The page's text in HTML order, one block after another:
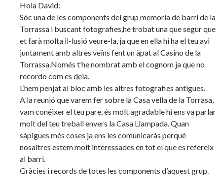
Hola David:
Sóc una de les components del grup memoria de barri de la
Torrassa i buscant fotografies,he trobat una que segur que
et farà molta il-lusió veure-la, ja que en ella hi ha el teu avi
juntament amb altres veïns fent un àpat al Casino de la
Torrassa.Només t’he nombrat amb el cognom ja que no
recordo com es deia.
L’hem penjat al bloc amb les altres fotografies antigues.
A la reunió que varem fer sobre la Casa vella de la Torrasa,
vam conéixer el teu pare, és molt agradable hi ens va parlar
molt del teu treball envers la Casa Llampada. Quan
sàpigues més coses ja ens les comunicaràs perquè
nosaltres estem molt interessades en tot el que es refereix
al barri.
Gràcies i records de totes les components d’aquest grup.